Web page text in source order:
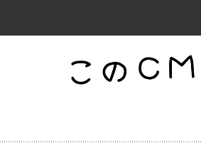
Twitter
お問い合わせ